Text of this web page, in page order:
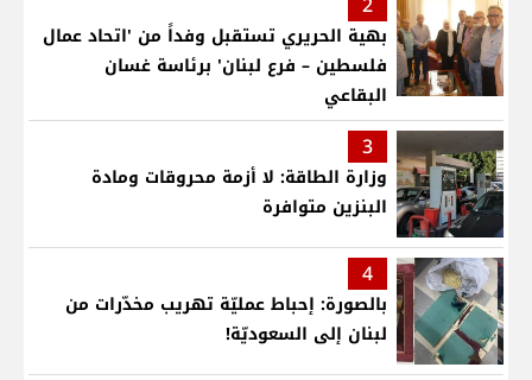
بهية الحريري تستقبل وفداً من 'اتحاد عمال
فلسطين – فرع لبنان' برئاسة غسان
البقاعي
3
وزارة الطاقة: لا أزمة محروقات ومادة
البنزين متوافرة
4
بالصورة: إحباط عمليّة تهريب مخدّرات من
لبنان إلى السعوديّة!